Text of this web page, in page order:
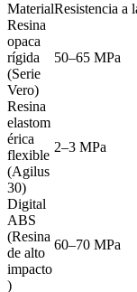
MaterialResistencia a
Resina
opaca
rígida
(Serie
Vero)
50–65 MPa
Resina
elastom
érica
flexible
(Agilus
30)
2–3 MPa
Digital
ABS
(Resina
de alto
impacto
)
60–70 MPa